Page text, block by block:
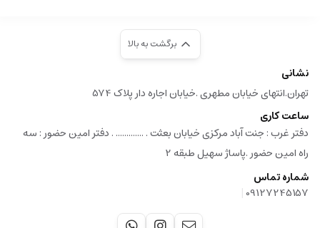
برگشت به بالا
نشانی
تهران.انتهای خیابان مطهری .خیابان اجاره دار پلاک 574
ساعت کاری
دفتر غرب : جنت آباد مرکزی خیابان بعثت . ............. . دفتر امین حضور : سه
راه امین حضور .پاساژ سهیل طبقه 2
شماره تماس
09127245157
|